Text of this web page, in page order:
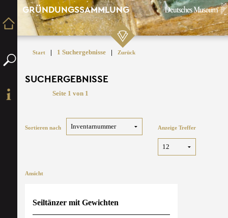
GRÜNDUNGSSAMMLUNG
Start | 1 Suchergebnisse | Zurück
SUCHERGEBNISSE
Seite 1 von 1
Sortieren nach Anzeige Treffer
Ansicht
Seiltänzer mit Gewichten